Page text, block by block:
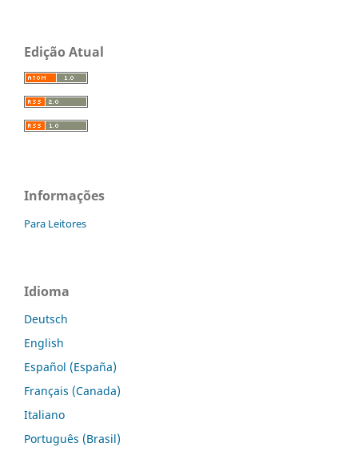
Edição Atual
Informações
Para Leitores
Idioma
Deutsch
English
Español (España)
Français (Canada)
Italiano
Português (Brasil)